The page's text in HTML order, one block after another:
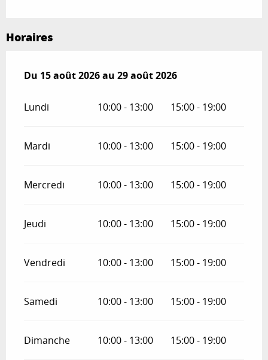
Horaires
Du 15 août 2026au 29 août 2026
Du 15 août 2026au 29 août 2026
Lundi 10:00 - 13:00 15:00 - 19:00
Mardi 10:00 - 13:00 15:00 - 19:00
Mercredi 10:00 - 13:00 15:00 - 19:00
Jeudi 10:00 - 13:00 15:00 - 19:00
Vendredi 10:00 - 13:00 15:00 - 19:00
Samedi 10:00 - 13:00 15:00 - 19:00
Dimanche 10:00 - 13:00 15:00 - 19:00